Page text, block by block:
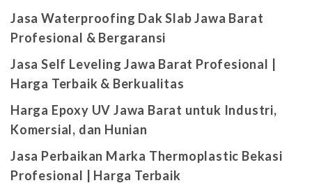
Jasa Waterproofing Dak Slab Jawa Barat
Profesional & Bergaransi
Jasa Self Leveling Jawa Barat Profesional |
Harga Terbaik & Berkualitas
Harga Epoxy UV Jawa Barat untuk Industri,
Komersial, dan Hunian
Jasa Perbaikan Marka Thermoplastic Bekasi
Profesional | Harga Terbaik